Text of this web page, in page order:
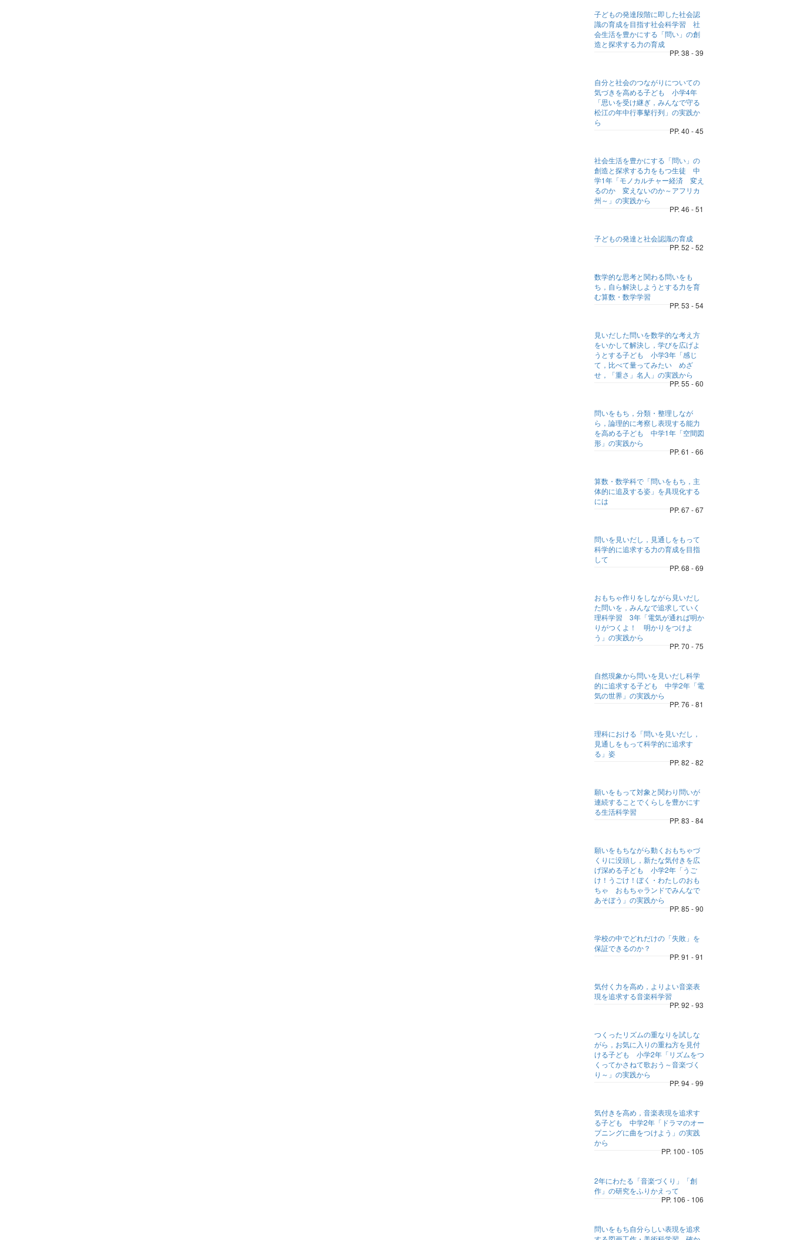
子どもの発達段階に即した社会認
識の育成を目指す社会科学習 社
会生活を豊かにする「問い」の創
造と探求する力の育成
PP. 38 - 39
自分と社会のつながりについての
気づきを高める子ども 小学4年
「思いを受け継ぎ，みんなで守る
松江の年中行事鼕行列」の実践か
ら
PP. 40 - 45
社会生活を豊かにする「問い」の
創造と探求する力をもつ生徒 中
学1年「モノカルチャー経済 変え
るのか 変えないのか～アフリカ
州～」の実践から
PP. 46 - 51
子どもの発達と社会認識の育成
PP. 52 - 52
数学的な思考と関わる問いをも
ち，自ら解決しようとする力を育
む算数・数学学習
PP. 53 - 54
見いだした問いを数学的な考え方
をいかして解決し，学びを広げよ
うとする子ども 小学3年「感じ
て，比べて量ってみたい めざ
せ，「重さ」名人」の実践から
PP. 55 - 60
問いをもち，分類・整理しなが
ら，論理的に考察し表現する能力
を高める子ども 中学1年「空間図
形」の実践から
PP. 61 - 66
算数・数学科で「問いをもち，主
体的に追及する姿」を具現化する
には
PP. 67 - 67
問いを見いだし，見通しをもって
科学的に追求する力の育成を目指
して
PP. 68 - 69
おもちゃ作りをしながら見いだし
た問いを，みんなで追求していく
理科学習 3年「電気が通れば明か
りがつくよ！ 明かりをつけよ
う」の実践から
PP. 70 - 75
自然現象から問いを見いだし科学
的に追求する子ども 中学2年「電
気の世界」の実践から
PP. 76 - 81
理科における「問いを見いだし，
見通しをもって科学的に追求す
る」姿
PP. 82 - 82
願いをもって対象と関わり問いが
連続することでくらしを豊かにす
る生活科学習
PP. 83 - 84
願いをもちながら動くおもちゃづ
くりに没頭し，新たな気付きを広
げ深める子ども 小学2年「うご
け！うごけ！ぼく・わたしのおも
ちゃ おもちゃランドでみんなで
あそぼう」の実践から
PP. 85 - 90
学校の中でどれだけの「失敗」を
保証できるのか？
PP. 91 - 91
気付く力を高め，よりよい音楽表
現を追求する音楽科学習
PP. 92 - 93
つくったリズムの重なりを試しな
がら，お気に入りの重ね方を見付
ける子ども 小学2年「リズムをつ
くってかさねて歌おう～音楽づく
り～」の実践から
PP. 94 - 99
気付きを高め，音楽表現を追求す
る子ども 中学2年「ドラマのオー
プニングに曲をつけよう」の実践
から
PP. 100 - 105
2年にわたる「音楽づくり」「創
作」の研究をふりかえって
PP. 106 - 106
問いをもち自分らしい表現を追求